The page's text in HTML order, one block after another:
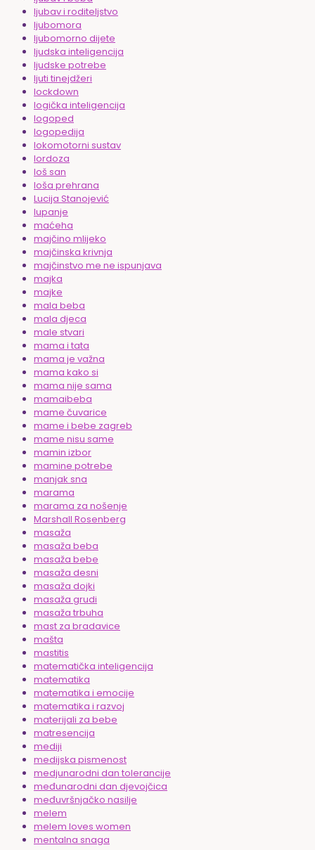
ljubav i roditeljstvo
ljubomora
ljubomorno dijete
ljudska inteligencija
ljudske potrebe
ljuti tinejdžeri
lockdown
logička inteligencija
logoped
logopedija
lokomotorni sustav
lordoza
loš san
loša prehrana
Lucija Stanojević
lupanje
maćeha
majčino mlijeko
majčinska krivnja
majčinstvo me ne ispunjava
majka
majke
mala beba
mala djeca
male stvari
mama i tata
mama je važna
mama kako si
mama nije sama
mamaibeba
mame čuvarice
mame i bebe zagreb
mame nisu same
mamin izbor
mamine potrebe
manjak sna
marama
marama za nošenje
Marshall Rosenberg
masaža
masaža beba
masaža bebe
masaža desni
masaža dojki
masaža grudi
masaža trbuha
mast za bradavice
mašta
mastitis
matematička inteligencija
matematika
matematika i emocije
matematika i razvoj
materijali za bebe
matresencija
mediji
medijska pismenost
medjunarodni dan tolerancije
međunarodni dan djevojčica
međuvršnjačko nasilje
melem
melem loves women
mentalna snaga